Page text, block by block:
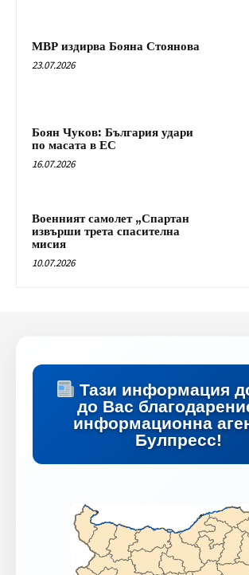
МВР издирва Бояна Стоянова
23.07.2026
Боян Чуков: България удари
по масата в ЕС
16.07.2026
Военният самолет „Спартан
извърши трета спасителна
мисия
10.07.2026
Тази информация
до Вас
информационна
Булпресс!